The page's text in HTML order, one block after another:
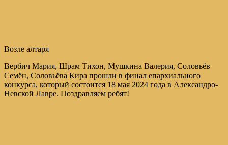
Возле алтаря
Вербич Мария, Шрам Тихон, Мушкина Валерия, Соловьёв
Семён, Соловьёва Кира прошли в финал епархиального
конкурса, который состоится 18 мая 2024 года в Александро-
Невской Лавре. Поздравляем ребят!